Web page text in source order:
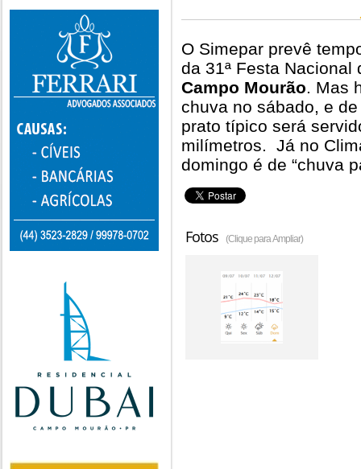
O Simepar prevê
da 31ª Festa Nacional
Campo Mourão. Mas
chuva no sábado, e
prato típico será
milímetros. Já no
domingo é de “chuva
Fotos (Clique para Ampliar)